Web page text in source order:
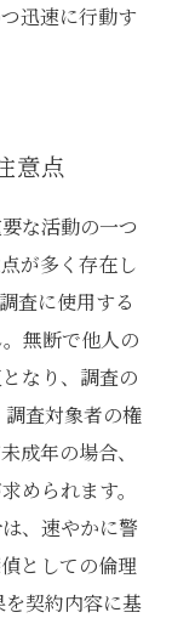
迅速に行動す
意点
な活動の一つ
が多く存在し
査に使用する
無断で他人の
なり、調査の
査対象者の権
成年の場合、
められます。
、速やかに警
としての倫理
契約内容に基